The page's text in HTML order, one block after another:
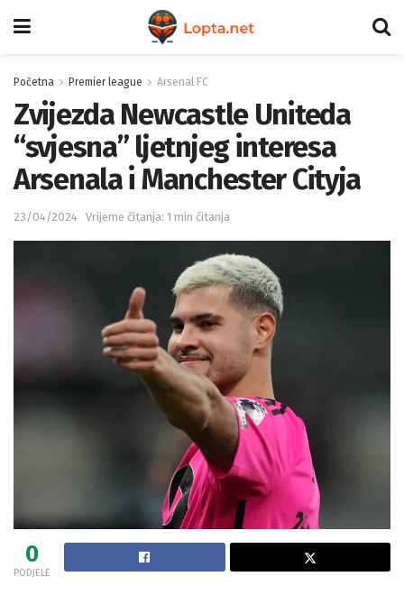
Početna Premier league Arsenal FC
Zvijezda Newcastle Uniteda
“svjesna” ljetnjeg interesa
Arsenala i Manchester Cityja
23/04/2024 Vrijeme čitanja: 1 min čitanja
0
PODJELE